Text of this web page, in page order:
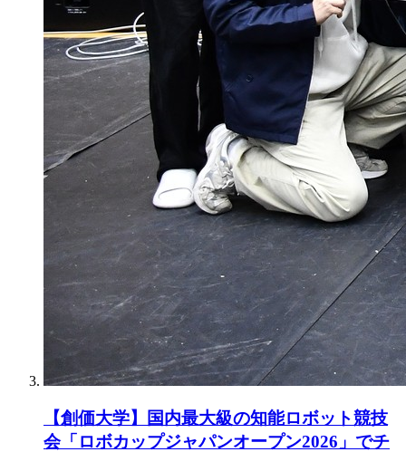
【創価大学】国内最大級の知能ロボット競技
会「ロボカップジャパンオープン2026」でチ